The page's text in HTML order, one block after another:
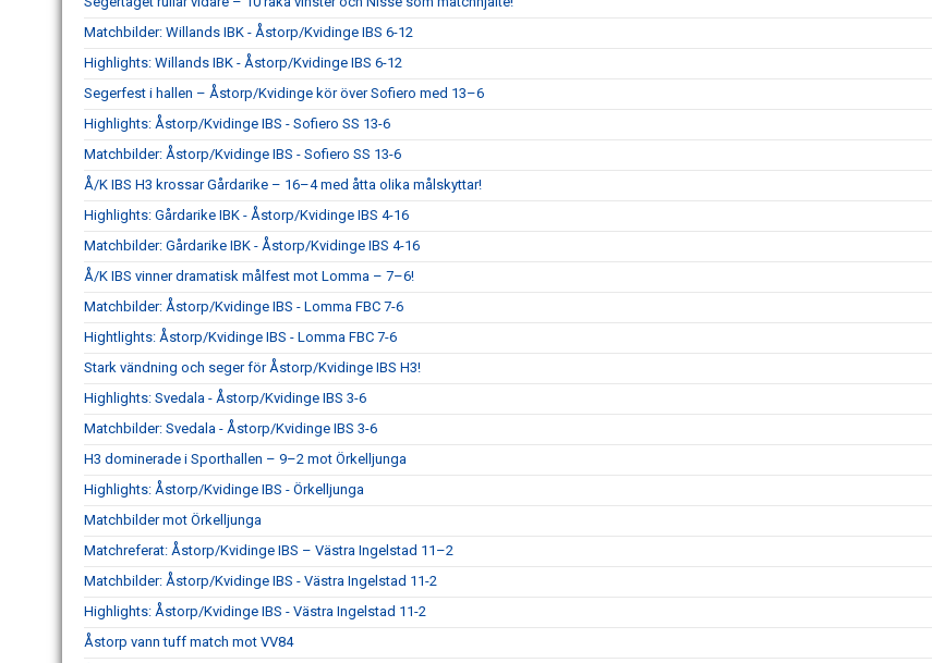
Matchbilder: Willands IBK - Åstorp/Kvidinge IBS 6-12
Highlights: Willands IBK - Åstorp/Kvidinge IBS 6-12
Segerfest i hallen – Åstorp/Kvidinge kör över Sofiero med 13–6
Highlights: Åstorp/Kvidinge IBS - Sofiero SS 13-6
Matchbilder: Åstorp/Kvidinge IBS - Sofiero SS 13-6
Å/K IBS H3 krossar Gårdarike – 16–4 med åtta olika målskyttar!
Highlights: Gårdarike IBK - Åstorp/Kvidinge IBS 4-16
Matchbilder: Gårdarike IBK - Åstorp/Kvidinge IBS 4-16
Å/K IBS vinner dramatisk målfest mot Lomma – 7–6!
Matchbilder: Åstorp/Kvidinge IBS - Lomma FBC 7-6
Hightlights: Åstorp/Kvidinge IBS - Lomma FBC 7-6
Stark vändning och seger för Åstorp/Kvidinge IBS H3!
Highlights: Svedala - Åstorp/Kvidinge IBS 3-6
Matchbilder: Svedala - Åstorp/Kvidinge IBS 3-6
H3 dominerade i Sporthallen – 9–2 mot Örkelljunga
Highlights: Åstorp/Kvidinge IBS - Örkelljunga
Matchbilder mot Örkelljunga
Matchreferat: Åstorp/Kvidinge IBS – Västra Ingelstad 11–2
Matchbilder: Åstorp/Kvidinge IBS - Västra Ingelstad 11-2
Highlights: Åstorp/Kvidinge IBS - Västra Ingelstad 11-2
Åstorp vann tuff match mot VV84